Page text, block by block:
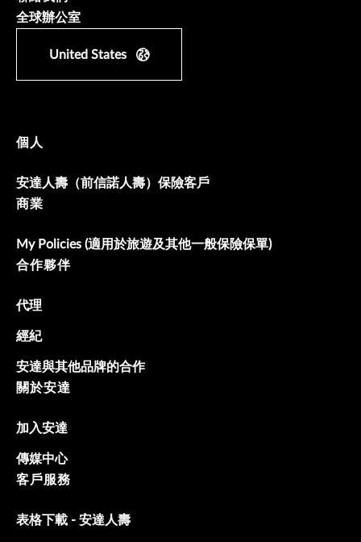
全球辦公室
United States
個人
安達人壽（前信諾人壽）保險客戶
商業
My Policies (適用於旅遊及其他一般保險保單)
合作夥伴
代理
經紀
安達與其他品牌的合作
關於安達
加入安達
傳媒中心
客戶服務
表格下載 - 安達人壽